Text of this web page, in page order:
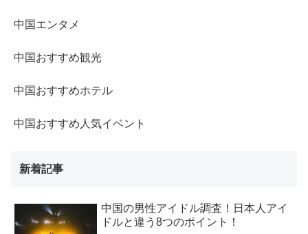
中国エンタメ
中国おすすめ観光
中国おすすめホテル
中国おすすめ人気イベント
新着記事
中国の男性アイドル調査！日本人アイ
ドルと違う8つのポイント！